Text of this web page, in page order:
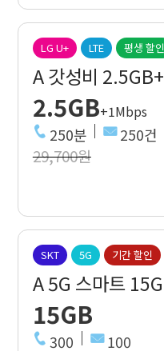
LG U+ LTE 평생 할인
A 갓성비
2.5GB+1Mbps
250분 250건
29,700원
SKT 5G 기간 할인
A 5G 스마트
15GB
300 100